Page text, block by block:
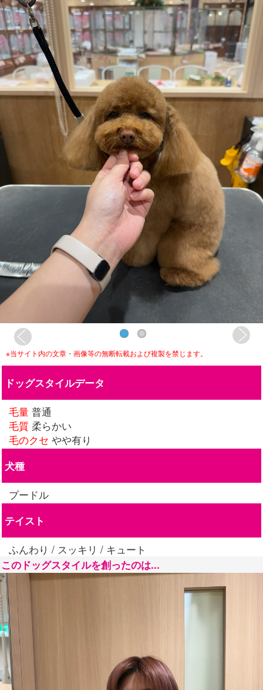
※当サイト内の文章・画像等の無断転載および複製を禁じます。
ドッグスタイルデータ
毛量 普通
毛質 柔らかい
毛のクセ やや有り
犬種
プードル
テイスト
ふんわり / スッキリ / キュート
このドッグスタイルを創ったのは...